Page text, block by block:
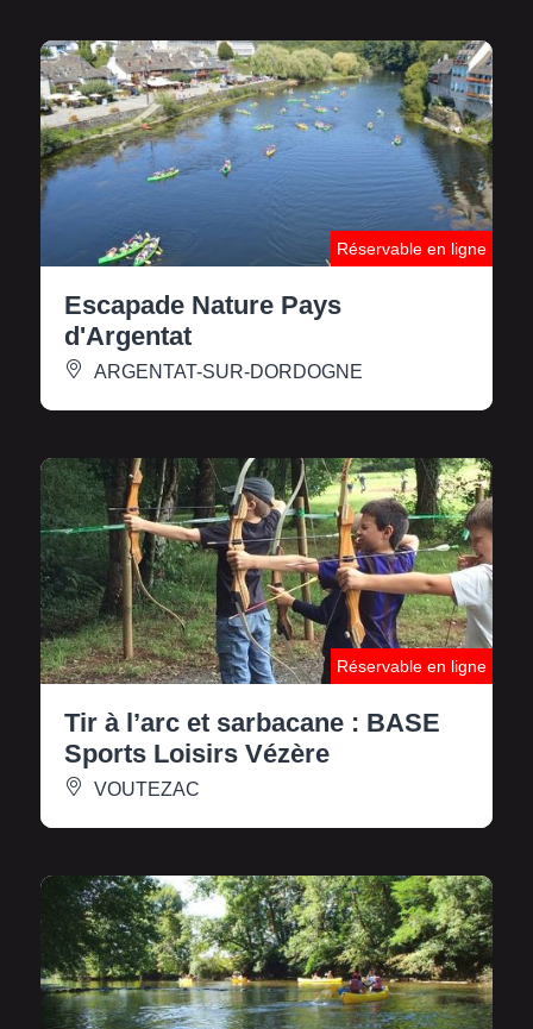
Réservable en ligne
Escapade Nature Pays
d'Argentat
ARGENTAT-SUR-DORDOGNE
Réservable en ligne
Tir à l’arc et sarbacane : BASE
Sports Loisirs Vézère
VOUTEZAC